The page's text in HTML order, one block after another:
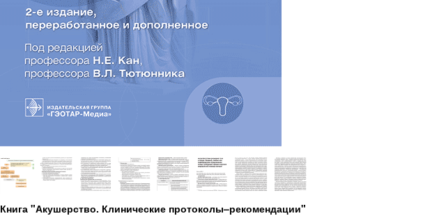
Книга "Акушерство. Клинические протоколы–рекомендации"